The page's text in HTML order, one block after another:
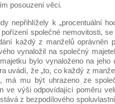
posouzení věci.
nepřihlížely k „procentuální
společné nemovitosti,
každý z manželů oprávněn
vynaložil na společný
bylo vynaloženo na jeho
uvádí, že „to, co každý z
má mu být uhrazeno ze
ve výši odpovídající poměru
z bezpodílového